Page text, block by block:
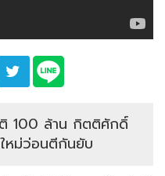
100 ล้าน กิตติศักดิ์
หม่ว่อนตีกันยับ